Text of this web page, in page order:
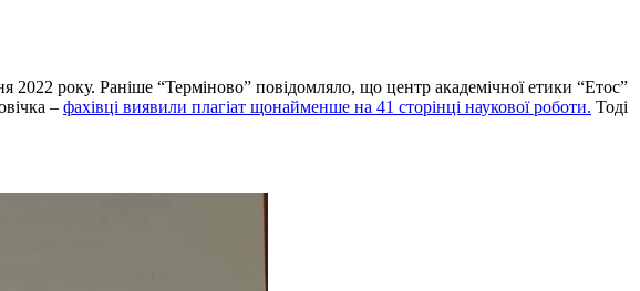
року. Раніше “Терміново” повідомляло, що центр академічної етики “Етос”
– фахівці виявили плагіат щонайменше на 41 сторінці наукової роботи. Тоді